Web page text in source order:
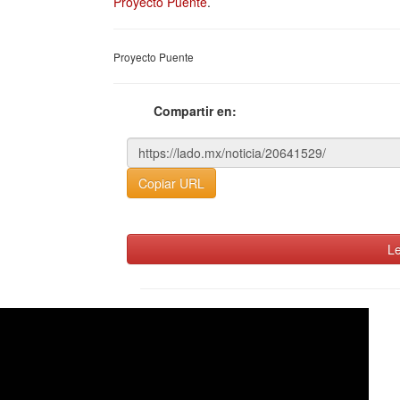
Proyecto Puente
Compartir en:
Copiar URL